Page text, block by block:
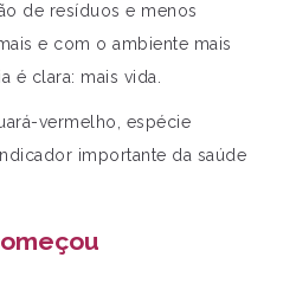
de resíduos e menos
e com o ambiente mais
é clara: mais vida.
vermelho, espécie
importante da saúde